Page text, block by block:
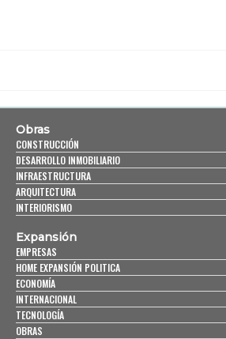
Obras
CONSTRUCCIÓN
DESARROLLO INMOBILIARIO
INFRAESTRUCTURA
ARQUITECTURA
INTERIORISMO
Expansión
EMPRESAS
HOME EXPANSIÓN POLITICA
ECONOMÍA
INTERNACIONAL
TECNOLOGÍA
OBRAS